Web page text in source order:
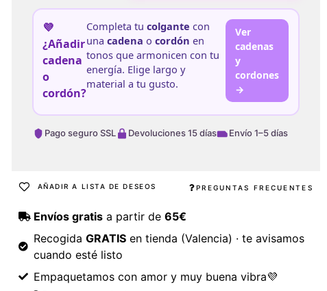
💜
¿Añadir
cadena
o
cordón?
Completa tucolgante con
unacadena ocordón en
tonos que armonicen con tu
energía. Elige largo y
material a tu gusto.
Ver
cadenas
y
cordones
→
Pago seguro SSL Devoluciones 15 días Envío 1–5 días
AÑADIR A LISTA DE DESEOS PREGUNTAS FRECUENTES
Envíos gratis a partir de65€
RecogidaGRATIS en tienda (Valencia) · te avisamos
cuando esté listo
Empaquetamos con amor y muy buena vibra💜